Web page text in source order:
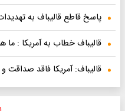
پاسخ قاطع قالیباف به
قالیباف خطاب به آمریکا : ما
قالیباف: آمریکا فاقد